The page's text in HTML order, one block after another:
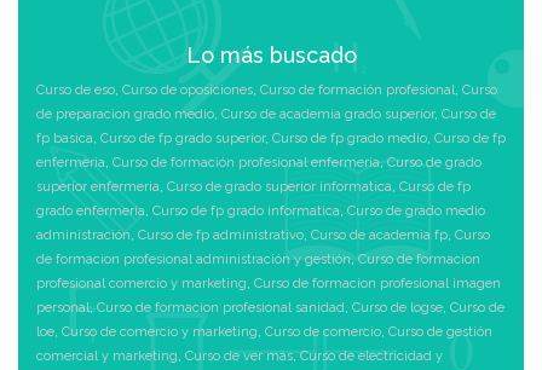
Lo más buscado
Curso de eso, Curso de oposiciones, Curso de formación profesional, Curso
de preparacion grado medio, Curso de academia grado superior, Curso de
fp basica, Curso de fp grado superior, Curso de fp grado medio, Curso de fp
enfermeria, Curso de formación profesional enfermeria,Curso de grado
superior enfermeria, Curso de grado superior informatica, Curso de fp
grado enfermeria, Curso de fp grado informatica, Curso de grado medio
administración, Curso de fp administrativo, Curso de academia fp, Curso
de formacion profesional administración y gestión,Curso de formacion
profesional comercio y marketing, Curso de formacion profesional imagen
personal,Curso de formacion profesional sanidad, Curso de logse, Curso de
loe, Curso de comercio y marketing, Curso de comercio, Curso de gestión
comercial y marketing, Curso de ver más,Curso de electricidad y